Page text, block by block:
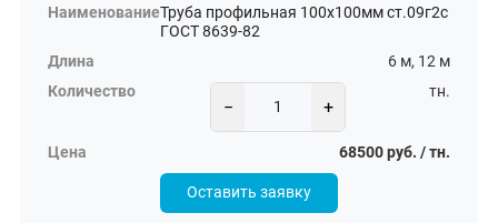
Труба профильная 100х100мм ст.09г2с
ГОСТ 8639-82
6 м, 12 м
− +
тн.
68500 руб. / тн.
Оставить заявку